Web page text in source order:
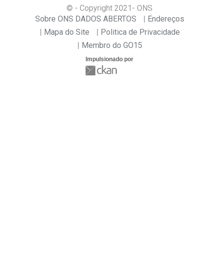
© - Copyright 2021 - ONS
Sobre ONS DADOS ABERTOS
Endereços
Mapa do Site
Politica de Privacidade
Membro do GO15
Impulsionado por